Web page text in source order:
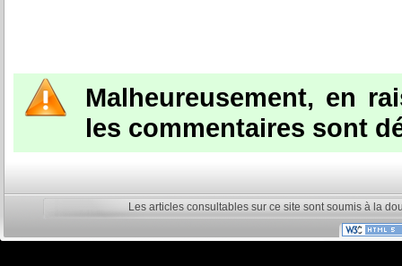
Malheureusement, en
les commentaires sont
Les articles consultables sur ce site sont soumis à la